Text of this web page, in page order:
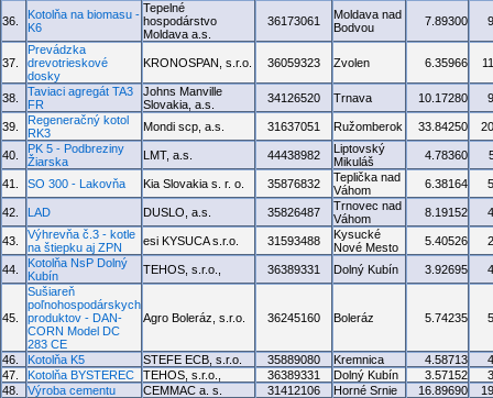
36.
Kotolňa na biomasu -
K6
Tepelné
hospodárstvo
Moldava a.s.
36173061
Moldava nad
Bodvou
7.89300
37.
Prevádzka
drevotrieskové
dosky
KRONOSPAN, s.r.o. 36059323 Zvolen 6.35966
38.
Taviaci agregát TA3
FR
Johns Manville
Slovakia, a.s.
34126520 Trnava 10.17280
39.
Regeneračný kotol
RK3
Mondi scp, a.s. 31637051 Ružomberok 33.84250
40.
PK 5 - Podbreziny
Žiarska
LMT, a.s. 44438982
Liptovský
Mikuláš
4.78360
41. SO 300 - Lakovňa Kia Slovakia s. r. o. 35876832
Teplička nad
Váhom
6.38164
42. LAD DUSLO, a.s. 35826487
Trnovec nad
Váhom
8.19152
43.
Výhrevňa č.3 - kotle
na štiepku aj ZPN
esi KYSUCA s.r.o. 31593488
Kysucké
Nové Mesto
5.40526
44.
Kotolňa NsP Dolný
Kubín
TEHOS, s.r.o., 36389331 Dolný Kubín 3.92695
45.
Sušiareň
poľnohospodárskych
produktov - DAN-
CORN Model DC
283 CE
Agro Boleráz, s.r.o. 36245160 Boleráz 5.74235
46. Kotolňa K5 STEFE ECB, s.r.o. 35889080 Kremnica 4.58713
47.
Kotolňa BYSTEREC TEHOS, s.r.o., 36389331 Dolný Kubín 3.57152
48.
Výroba cementu CEMMAC a. s. 31412106 Horné Srnie 16.89690